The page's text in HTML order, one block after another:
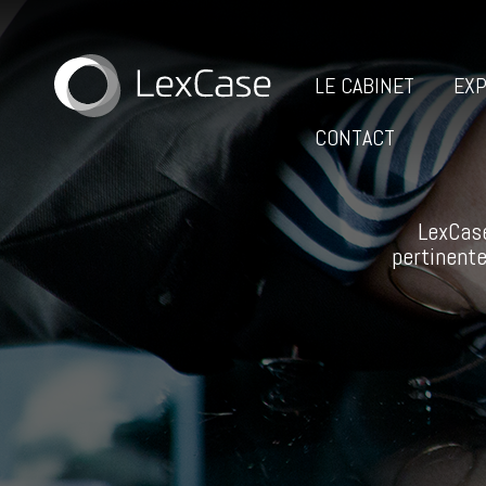
LE CABINET
CONTACT